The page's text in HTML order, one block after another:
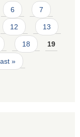
6 7
12 13
18 19
»